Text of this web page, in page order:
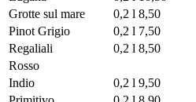
Grotte sul mare
0,2 l 8,50
Pinot Grigio
0,2 l 7,50
Regaliali
0,2 l 8,50
Rosso
Indio
0,2 l 9,50